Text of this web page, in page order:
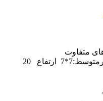
کوچک:7*7 ارتفاع 15 سانتیمترمتوسط:7*7 ارتفاع 20